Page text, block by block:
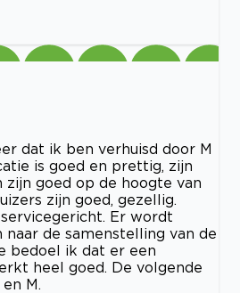
dat ik ben verhuisd door M
is goed en prettig, zijn
zijn goed op de hoogte van
zijn goed, gezellig.
Er wordt
de samenstelling van de
bedoel ik dat er een
heel goed. De volgende
M.